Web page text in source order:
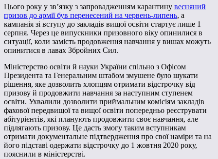
Цього року у зв’язку з запровадженням карантину весняний
призов до армії був перенесений на червень-липень, а
кампанія зі вступу до закладів вищої освіти стартує лише 1
серпня. Через це випускники призовного віку опинилися в
ситуації, коли замість продовження навчання у вишах можуть
опинитися в лавах Збройних Сил.
Міністерство освіти й науки України спільно з Офісом
Президента та Генеральним штабом змушене було шукати
рішення, яке дозволить хлопцям отримати відстрочку від
призову й продовжити навчання за наступним ступенем
освіти. Ухвалили дозволити приймальним комісіям закладів
фахової передвищої та вищої освіти попередньо реєструвати
абітурієнтів, які планують продовжити своє навчання, але
підлягають призову. Це дасть змогу таким вступникам
отримати документальне підтвердження про свої наміри та на
його підставі одержати відстрочку до 1 жовтня 2020 року,
пояснили в міністерстві.